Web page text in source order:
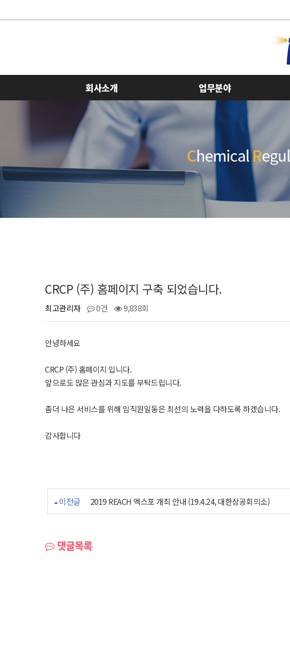
회사소개 업무분야
CRCP (주) 홈페이지 구축 되었습니다.
최고관리자 0건 9,838회
안녕하세요
CRCP (주) 홈페이지 입니다.
앞으로도 많은 관심과 지도를 부탁드립니다.
좀더 나은 서비스를 위해 임직원일동은 최선의 노력을 다하도록 하겠습니다.
감사합니다
이전글 2019 REACH 엑스포 개최 안내 (19.4.24, 대한상공회의소)
댓글목록